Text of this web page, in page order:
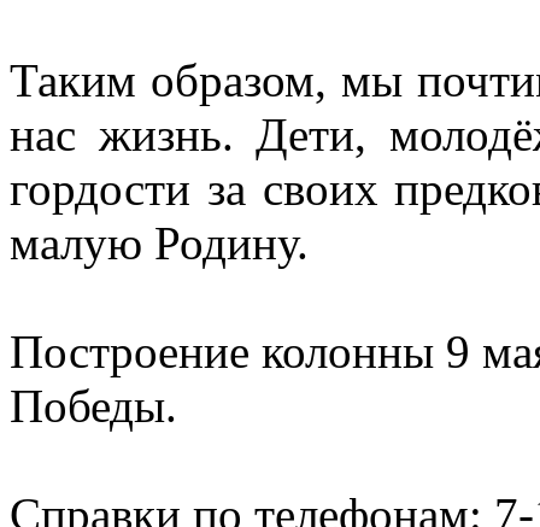
Таким образом, мы
нас жизнь. Дети,
гордости за своих
малую Родину.
Построение колонны 9
Победы.
Справки по телефонам: